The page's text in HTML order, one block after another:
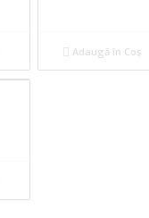
Adaugă în Coș